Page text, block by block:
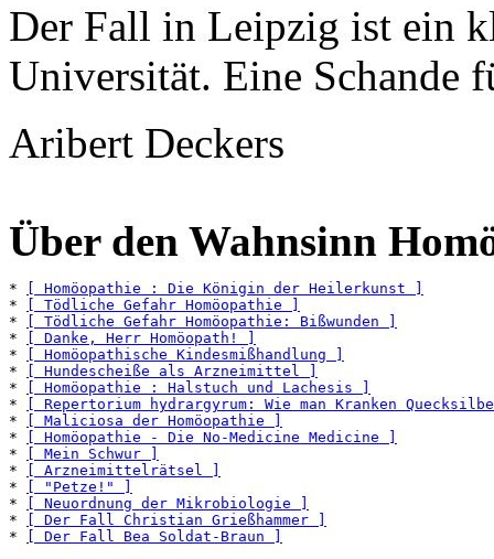
Der Fall in Leipzig ist ein
Universität. Eine Schande
Aribert Deckers
Über den Wahnsinn
*
[ Homöopathie : Die Königin der Heilerkunst ]
*
[ Tödliche Gefahr Homöopathie ]
*
[ Tödliche Gefahr Homöopathie: Bißwunden ]
*
[ Danke, Herr Homöopath! ]
*
[ Homöopathische Kindesmißhandlung ]
*
[ Hundescheiße als Arzneimittel ]
*
[ Homöopathie : Halstuch und Lachesis ]
*
[ Repertorium hydrargyrum: Wie man Kranken
*
[ Maliciosa der Homöopathie ]
*
[ Homöopathie - Die No-Medicine Medicine ]
*
[ Mein Schwur ]
*
[ Arzneimittelrätsel ]
*
[ "Petze!" ]
*
[ Neuordnung der Mikrobiologie ]
*
[ Der Fall Christian Grießhammer ]
*
[ Der Fall Bea Soldat-Braun ]